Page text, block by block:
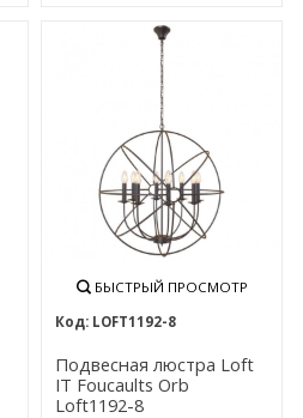
БЫСТРЫЙ ПРОСМОТР
LOFT1192-8
Подвесная люстра Loft
IT Foucaults Orb
Loft1192-8